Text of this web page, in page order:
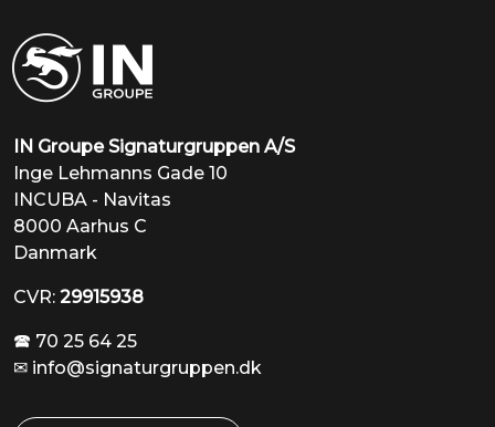
IN Groupe Signaturgruppen A/S
Inge Lehmanns Gade 10
INCUBA - Navitas
8000 Aarhus C
Danmark
CVR: 29915938
🕿 70 25 64 25
✉ info@signaturgruppen.dk